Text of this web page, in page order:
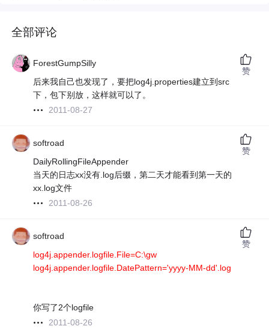
全部评论
ForestGumpSilly
后来我自己也发现了，要把log4j.properties建立到src
下，包下别放，这样就可以了。
2011-08-27
赞
softroad
DailyRollingFileAppender
当天的日志xx没有.log后缀，第二天才能看到第一天的
xx.log文件
2011-08-26
赞
softroad
log4j.appender.logfile.File=C:\gw
log4j.appender.logfile.DatePattern='yyyy-MM-dd'.log
你写了2个logfile
2011-08-26
赞